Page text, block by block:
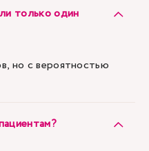
только один
но с вероятностью